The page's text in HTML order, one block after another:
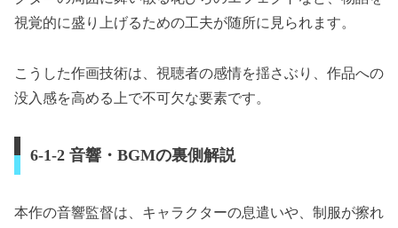
視覚的に盛り上げるための工夫が随所に見られます。
こうした作画技術は、視聴者の感情を揺さぶり、作品への
没入感を高める上で不可欠な要素です。
6-1-2 音響・BGMの裏側解説
本作の音響監督は、キャラクターの息遣いや、制服が擦れ